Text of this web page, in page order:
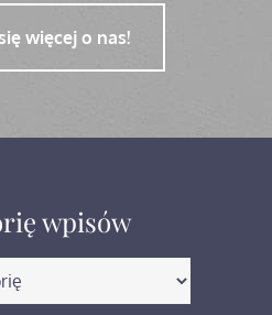
więcej o nas!
wpisów